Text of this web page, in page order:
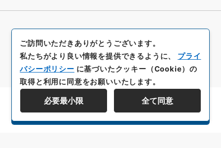
資料群階層を表示する
ご訪問いただきありがとうございます。
私たちがより良い情報を提供できるように、 プライ
バシーポリシー に基づいたクッキー（Cookie）の
取得と利用に同意をお願いいたします。
必要最小限 全て同意